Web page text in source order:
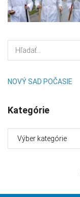
NOVÝ SAD POČASIE
Kategórie
Kategórie